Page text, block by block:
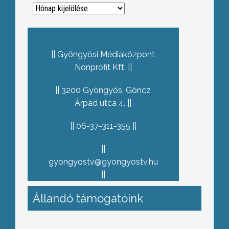
Archívum
Gyöngyösi Médiaközpont
Nonprofit Kft.
3200 Gyöngyös, Göncz
Árpád utca 4.
06-37-311-355
gyongyostv@gyongyostv.hu
Állandó támogatóink